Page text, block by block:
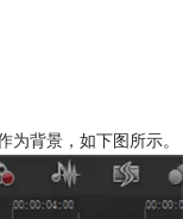
为背景，如下图所示。